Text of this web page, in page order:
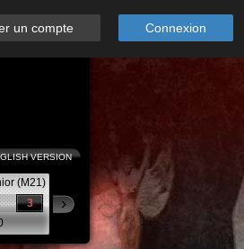
Connexion
un compte
VERSION
(M21)
3